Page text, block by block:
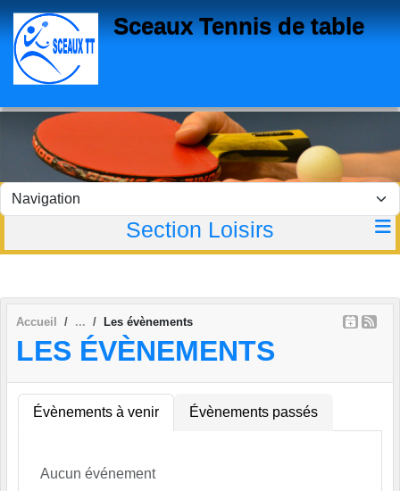
Sceaux Tennis de table
Section Loisirs
Accueil Les évènements
LES ÉVÈNEMENTS
Évènements à venir Évènements passés
Aucun événement
Panneau de gestion des cookies